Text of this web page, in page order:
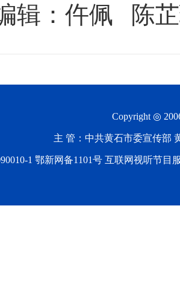
辑：仵佩 陈
Copyright ◎
主 管：中共黄石市委宣传部
1 鄂新网备1101号 互联网视听节目